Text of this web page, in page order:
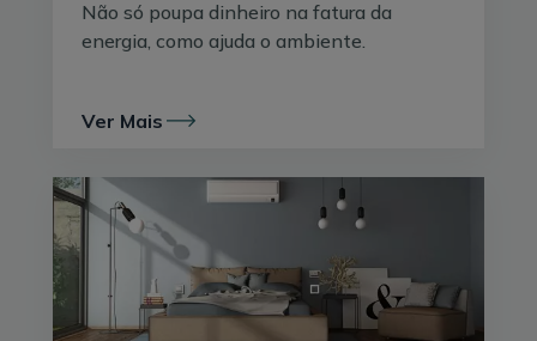
Não só poupa dinheiro na fatura da
energia, como ajuda o ambiente.
Ver Mais